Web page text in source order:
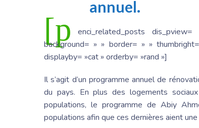
annuel.
[p
enci_related_posts
background= » » border= » »
displayby= »cat » orderby= »rand »]
Il s’agit d’un programme annuel de
du pays. En plus des logements
populations, le programme de Abiy
populations afin que ces dernières aient